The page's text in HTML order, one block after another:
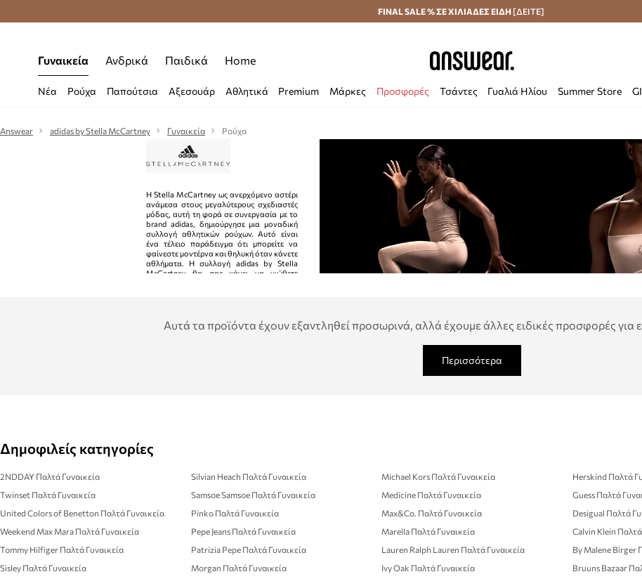
Αποστολή σε 24 ώρες Εξοικονομήστε με το Answear Club
FINAL SALE % ΣΕ ΧΙΛΙΑΔΕΣ ΕΙΔΗ [ΔΕΙΤΕ]
Γυναικεία Ανδρικά Παιδικά Home
Νέα Ρούχα Παπούτσια Αξεσουάρ Αθλητικά Premium Μάρκες Προσφορές Τσάντες Γυαλιά Ηλίου Summer Store
Answear adidas by Stella McCartney Γυναικεία Ρούχα
Η Stella McCartney ως ανερχόμενο αστέρι
ανάμεσα στους μεγαλύτερους σχεδιαστές
μόδας, αυτή τη φορά σε συνεργασία με το
brand adidas, δημιούργησε μια μοναδική
συλλογή αθλητικών ρούχων. Αυτό είναι
ένα τέλειο παράδειγμα ότι μπορείτε να
φαίνεστε μοντέρνα και θηλυκή όταν κάνετε
αθλήματα. Η συλλογή adidas by Stella
McCartney θα σας κάνει να νιώθετε
Αυτά τα προϊόντα έχουν εξαντληθεί προσωρινά, αλλά έχουμε άλλες ειδικές προσφορές για
Περισσότερα
Δημοφιλείς κατηγορίες
2NDDAY Παλτά Γυναικεία
Twinset Παλτά Γυναικεία
United Colors of Benetton Παλτά Γυναικεία
Weekend Max Mara Παλτά Γυναικεία
Tommy Hilfiger Παλτά Γυναικεία
Sisley Παλτά Γυναικεία
Silvian Heach Παλτά Γυναικεία
Samsoe Samsoe Παλτά Γυναικεία
Pinko Παλτά Γυναικεία
Pepe Jeans Παλτά Γυναικεία
Patrizia Pepe Παλτά Γυναικεία
Morgan Παλτά Γυναικεία
Michael Kors Παλτά Γυναικεία
Medicine Παλτά Γυναικεία
Max&Co. Παλτά Γυναικεία
Marella Παλτά Γυναικεία
Lauren Ralph Lauren Παλτά Γυναικεία
Ivy Oak Παλτά Γυναικεία
Herskind Παλτά
Guess Παλτά
Desigual Παλτά
Calvin Klein Παλτά
By Malene Birger
Bruuns Bazaar